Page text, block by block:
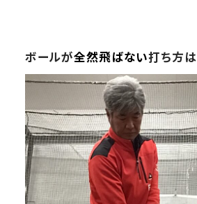
ボールが全然飛ばない打ち方は